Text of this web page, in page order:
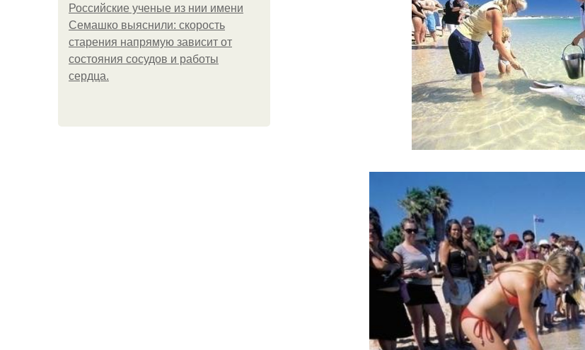
Российские ученые из нии имени
Семашко выяснили: скорость
старения напрямую зависит от
состояния сосудов и работы
сердца.